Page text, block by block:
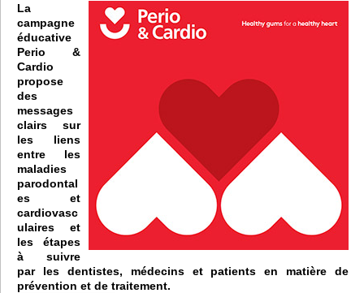
La
campagne
éducative
Perio &
Cardio
propose
des
messages
clairs sur
les liens
entre les
maladies
parodontal
es et
cardiovasc
ulaires et
les étapes
à suivre
par les dentistes, médecins et patients en matière de
prévention et de traitement.